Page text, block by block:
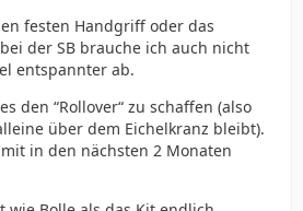
festen Handgriff oder das
der SB brauche ich auch nicht
entspannter ab.
den “Rollover“ zu schaffen (also
über dem Eichelkranz bleibt).
in den nächsten 2 Monaten